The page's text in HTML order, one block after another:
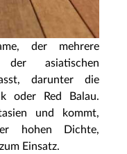
der mehrere
der asiatischen
darunter die
oder Red Balau.
und kommt,
hohen Dichte,
Einsatz.